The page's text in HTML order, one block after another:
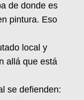
de donde es
pintura. Eso
local y
allá que está
se defienden: